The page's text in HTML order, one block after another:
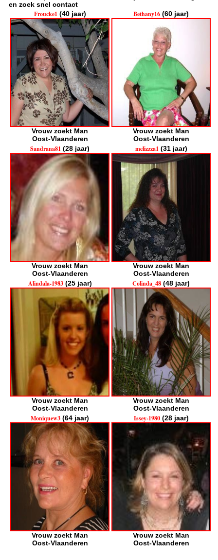
en zoek snel contact
Froucke1 (40 jaar)
Vrouw zoekt Man
Oost-Vlaanderen
Bethany16 (60 jaar)
Vrouw zoekt Man
Oost-Vlaanderen
Sandrana81 (28 jaar)
Vrouw zoekt Man
Oost-Vlaanderen
melizzza1 (31 jaar)
Vrouw zoekt Man
Oost-Vlaanderen
Alindala-1983(25 jaar)
Vrouw zoekt Man
Oost-Vlaanderen
Colinda_48 (48 jaar)
Vrouw zoekt Man
Oost-Vlaanderen
Moniquew3 (64 jaar)
Vrouw zoekt Man
Oost-Vlaanderen
Issey-1980(28 jaar)
Vrouw zoekt Man
Oost-Vlaanderen